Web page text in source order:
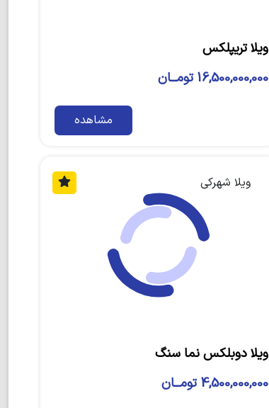
ویلا تریپلکس
16,500,000,000 تومــان
مشاهده
ویلا شهرکی
ویلا دوبلکس نما سنگ
4,500,000,000 تومــان